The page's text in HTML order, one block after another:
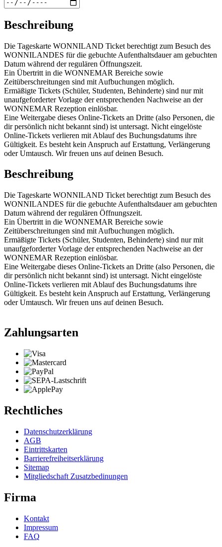
Beschreibung
Die Tageskarte WONNILAND Ticket berechtigt zum Besuch des
WONNILANDES für die gebuchte Aufenthaltsdauer am gebuchten
Datum während der regulären Öffnungszeit.
Ein Übertritt in die WONNEMAR Bereiche sowie
Zeitüberschreitungen sind mit Aufbuchungen möglich.
Ermäßigte Tickets (Schüler, Studenten, Behinderte) sind nur mit
unaufgeforderter Vorlage der entsprechenden Nachweise an der
WONNEMAR Rezeption einlösbar.
Eine Weitergabe dieses Online-Tickets an Dritte (also Personen, die
dir persönlich nicht bekannt sind) ist untersagt. Nicht eingelöste
Online-Tickets verlieren mit Ablauf des Buchungsdatums ihre
Gültigkeit. Es besteht kein Anspruch auf Erstattung, Verlängerung
oder Umtausch. Wir freuen uns auf deinen Besuch.
Beschreibung
Die Tageskarte WONNILAND Ticket berechtigt zum Besuch des
WONNILANDES für die gebuchte Aufenthaltsdauer am gebuchten
Datum während der regulären Öffnungszeit.
Ein Übertritt in die WONNEMAR Bereiche sowie
Zeitüberschreitungen sind mit Aufbuchungen möglich.
Ermäßigte Tickets (Schüler, Studenten, Behinderte) sind nur mit
unaufgeforderter Vorlage der entsprechenden Nachweise an der
WONNEMAR Rezeption einlösbar.
Eine Weitergabe dieses Online-Tickets an Dritte (also Personen, die
dir persönlich nicht bekannt sind) ist untersagt. Nicht eingelöste
Online-Tickets verlieren mit Ablauf des Buchungsdatums ihre
Gültigkeit. Es besteht kein Anspruch auf Erstattung, Verlängerung
oder Umtausch. Wir freuen uns auf deinen Besuch.
Zahlungsarten
Rechtliches
Datenschutzerklärung
AGB
Eintrittskarten
Barrierefreiheitserklärung
Sitemap
Mitgliedschaft Zusatzbedinungen
Firma
Kontakt
Impressum
FAQ